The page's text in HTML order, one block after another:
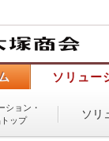
ソリュー
ション・
ップ
ソリ